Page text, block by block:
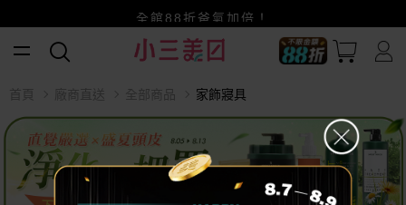
賺美幣~換好禮~立即換GO~
小三美日x全支付~美幣+全點折上折超划算
全館88折爸氣加倍！
首頁 廠商直送 全部商品 家飾寢具